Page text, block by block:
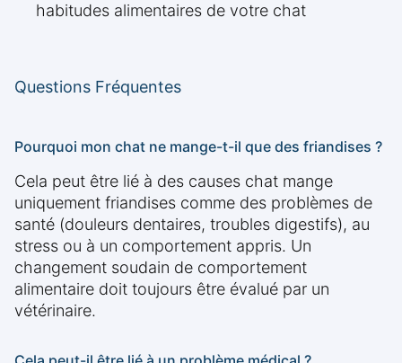
habitudes alimentaires de votre chat
Questions Fréquentes
Pourquoi mon chat ne mange-t-il que des friandises ?
Cela peut être lié à des causes chat mange
uniquement friandises comme des problèmes de
santé (douleurs dentaires, troubles digestifs), au
stress ou à un comportement appris. Un
changement soudain de comportement
alimentaire doit toujours être évalué par un
vétérinaire.